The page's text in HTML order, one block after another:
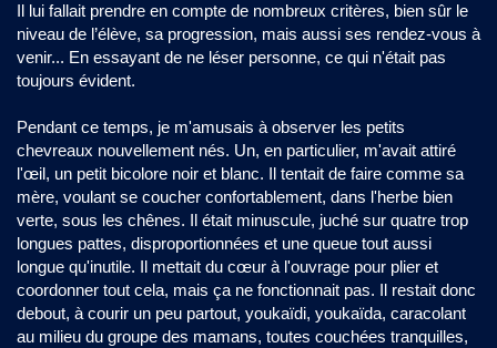
Il lui fallait prendre en compte de nombreux critères, bien sûr le
niveau de l’élève, sa progression, mais aussi ses rendez-vous à
venir... En essayant de ne léser personne, ce qui n'était pas
toujours évident.
Pendant ce temps, je m'amusais à observer les petits
chevreaux nouvellement nés. Un, en particulier, m'avait attiré
l'œil, un petit bicolore noir et blanc. Il tentait de faire comme sa
mère, voulant se coucher confortablement, dans l'herbe bien
verte, sous les chênes. Il était minuscule, juché sur quatre trop
longues pattes, disproportionnées et une queue tout aussi
longue qu'inutile. Il mettait du cœur à l'ouvrage pour plier et
coordonner tout cela, mais ça ne fonctionnait pas. Il restait donc
debout, à courir un peu partout, youkaïdi, youkaïda, caracolant
au milieu du groupe des mamans, toutes couchées tranquilles,